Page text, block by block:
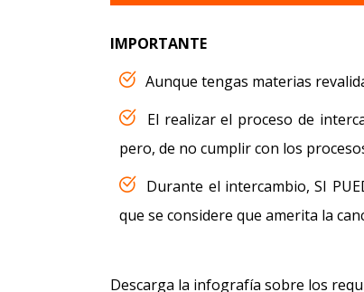
IMPORTANTE
Aunque tengas materias
El realizar el proceso de
pero, de no cumplir con los
Durante el intercambio, SI
que se considere que amerita la
Descarga la infografía sobre los